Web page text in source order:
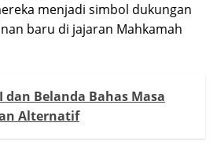
menjadi simbol dukungan
baru di jajaran Mahkamah
dan Belanda Bahas Masa
Alternatif